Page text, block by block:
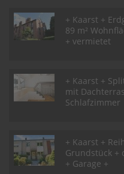
+ Kaarst +
89 m²
+ vermietet
+ Kaarst +
mit
Schlafzimmer
+ Kaarst +
Grundstück +
+ Garage +